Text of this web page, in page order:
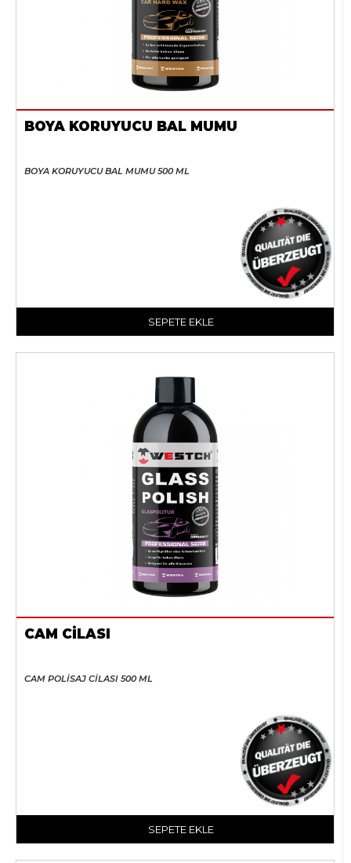
BOYA KORUYUCU BAL MUMU
BOYA KORUYUCU BAL MUMU 500 ML
SEPETE EKLE
CAM CİLASI
CAM POLİSAJ CİLASI 500 ML
SEPETE EKLE